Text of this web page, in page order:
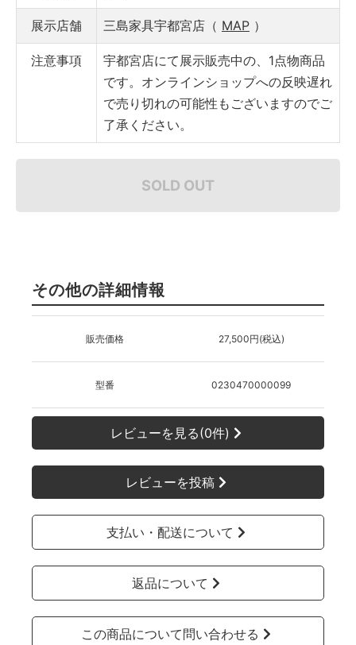
展示店舗 三島家具宇都宮店（ MAP ）
注意事項
宇都宮店にて展示販売中の、1点物商品
です。オンラインショップへの反映遅れ
で売り切れの可能性もございますのでご
了承ください。
SOLD OUT
その他の詳細情報
販売価格 27,500円(税込)
型番 0230470000099
レビューを見る(0件)
レビューを投稿
支払い・配送について
返品について
この商品について問い合わせる